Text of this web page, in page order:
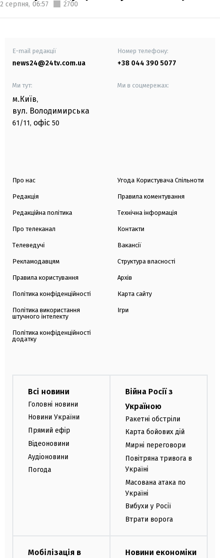
2 серпня, 06:57 2700
E-mail редакції
news24@24tv.com.ua
Номер телефону:
+38 044 390 5077
Ми тут:
м.Київ,
вул. Володимирська
61/11, офіс 50
Ми в соцмережах:
Про нас
Редакція
Редакційна політика
Про телеканал
Телеведучі
Рекламодавцям
Правила користування
Політика конфіденційності
Політика використання
штучного інтелекту
Політика конфіденційності
додатку
Угода Користувача Спільноти
Правила коментування
Технічна інформація
Контакти
Вакансії
Структура власності
Архів
Карта сайту
Ігри
Всі новини
Головні новини
Новини України
Прямий ефір
Відеоновини
Аудіоновини
Погода
Війна Росії з
Україною
Ракетні обстріли
Карта бойових дій
Мирні переговори
Повітряна тривога в
Україні
Масована атака по
Україні
Вибухи у Росії
Втрати ворога
Мобілізація в
Новини економіки